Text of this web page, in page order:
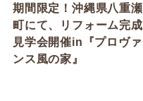
期間限定！沖縄県八重瀬
町にて、リフォーム完成
見学会開催in『プロヴァ
ンス風の家』